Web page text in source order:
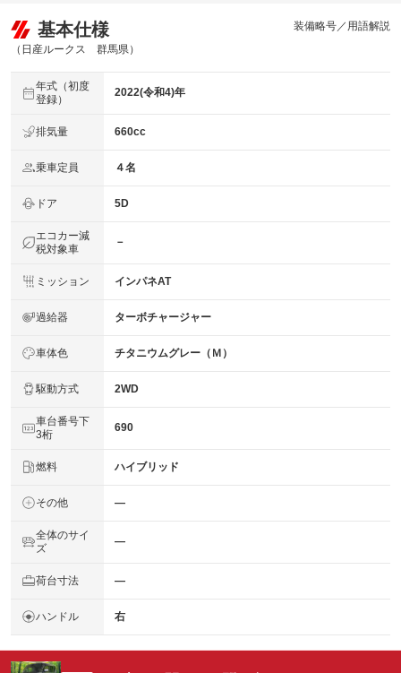
基本仕様
（日産ルークス 群馬県）
装備略号／用語解説
年式（初度
登録）
2022(令和4)年
排気量 660cc
乗車定員 ４名
ドア 5D
エコカー減
税対象車
－
ミッション インパネAT
過給器 ターボチャージャー
車体色 チタニウムグレー（Ｍ）
駆動方式 2WD
車台番号下
3桁
690
燃料 ハイブリッド
その他 ―
全体のサイ
ズ
―
荷台寸法 ―
ハンドル 右